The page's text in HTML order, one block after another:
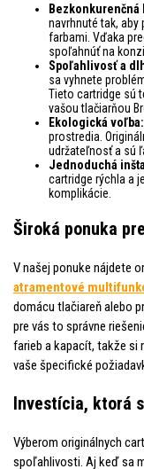
Bezkonkurenčná
navrhnuté tak,
farbami. Vďaka
spoľahnúť na
Spoľahlivosť a
sa vyhnete
Tieto cartridge sú
vašou tlačiarňou
Ekologická voľba:
prostredia.
udržateľnosť a sú
Jednoduchá
cartridge rýchla a
komplikácie.
Široká ponuka
V našej ponuke nájdete
atramentové
domácu tlačiareň alebo
pre vás to správne
farieb a kapacít, takže si
vaše špecifické
Investícia, ktorá
Výberom originálnych
spoľahlivosti. Aj keď sa